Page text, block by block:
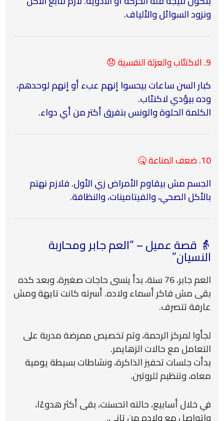
ونزود السوائل والألياف.
9. الاكتئاب والعزلة النفسية 😞
كبار السن ساعات بيحسوا إنهم عبء أو إنهم لوحدهم،
وده بيؤدي لاكتئاب.
الكلمة الحلوة والونس بتفرق أكتر من أي دواء.
10. ضعف المناعة 🤒
الجسم مش بيقاوم الأمراض زي الأول. فلازم نهتم
بالأكل الصحي، والفيتامينات، والنظافة.
👵 قصة عميل – “العم جابر ومحاربة
النسيان”
العم جابر، 76 سنة، بدأ ينسى حاجات صغيرة، وبعد كده
بقى مش فاكر أسماء ولاده. أسرته كانت تايهة ومش
عارفة تتصرف.
لجأوا لمركز الرحمة، وتم تخصيص ممرضة مدربة على
التعامل مع حالات الزهايمر.
بدأت جلسات تحفيز الذاكرة، ونشاطات بسيطة يومية
معاه، وتنظيم للروتين.
في خلال أسابيع، حالته اتحسنت، بقى أكثر هدوءًا،